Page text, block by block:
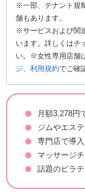
※一部、テナント規
舗もあります。
※サービスおよび関
います。詳しくはチ
い。※女性専用店舗
ジ、 利用規約でご確
月額3,278円
ジムやエス
専門店で導
マッサージ
話題のピラ